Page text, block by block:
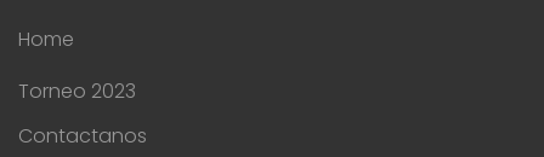
Home
Torneo 2023
Contactanos